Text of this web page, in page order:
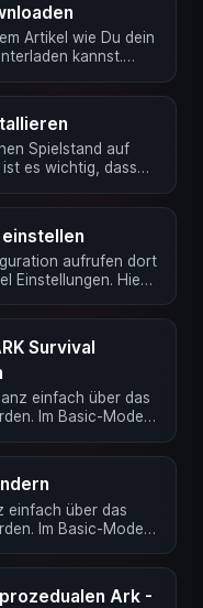
Artikel wie Du dein
kannst.
Spielstand auf
es wichtig, dass
aufrufen dort
Einstellungen. Hier
Survival
einfach über das
Im Basic-Mode
einfach über das
Im Basic-Mode
Ark -